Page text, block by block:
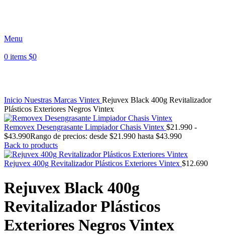
Menu
0 items $0
Inicio Nuestras Marcas Vintex Rejuvex Black 400g Revitalizador
Plásticos Exteriores Negros Vintex
Removex Desengrasante Limpiador Chasis Vintex $21.990 -
$43.990Rango de precios: desde $21.990 hasta $43.990
Back to products
Rejuvex 400g Revitalizador Plásticos Exteriores Vintex $12.690
Rejuvex Black 400g
Revitalizador Plásticos
Exteriores Negros Vintex